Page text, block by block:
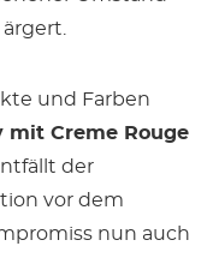
und Farben
mit Creme Rouge
der
vor dem
nun auch